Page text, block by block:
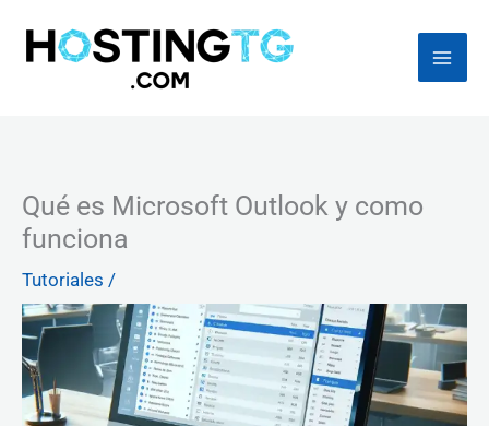
Qué es Microsoft Outlook y como
funciona
Tutoriales /